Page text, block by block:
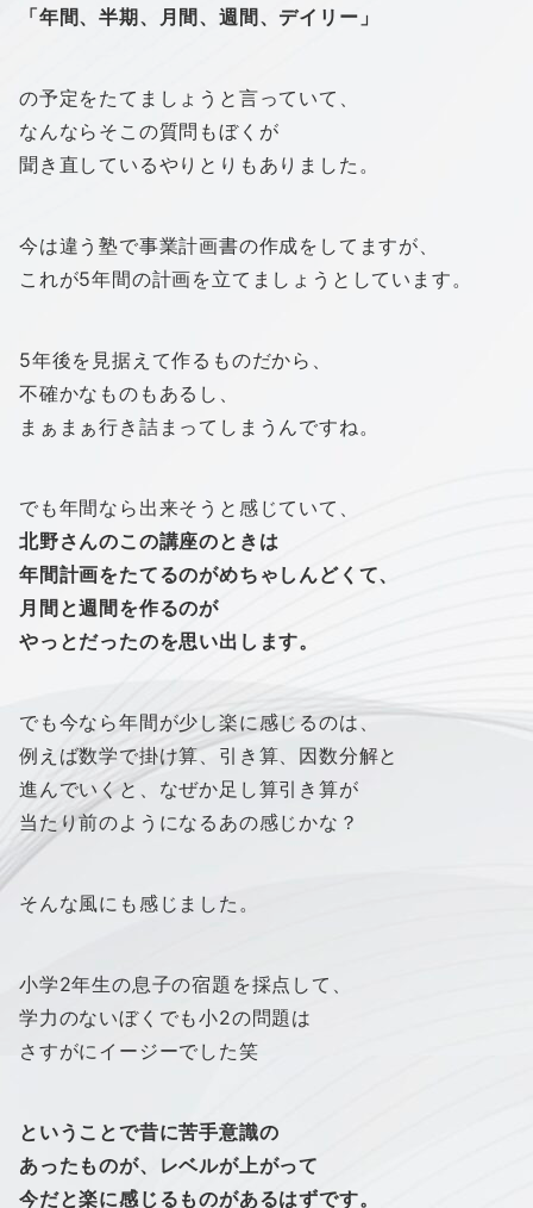
「年間、半期、月間、週間、デイリー」
の予定をたてましょうと言っていて、
なんならそこの質問もぼくが
聞き直しているやりとりもありました。
今は違う塾で事業計画書の作成をしてますが、
これが5年間の計画を立てましょうとしています。
5年後を見据えて作るものだから、
不確かなものもあるし、
まぁまぁ行き詰まってしまうんですね。
でも年間なら出来そうと感じていて、
北野さんのこの講座のときは
年間計画をたてるのがめちゃしんどくて、
月間と週間を作るのが
やっとだったのを思い出します。
でも今なら年間が少し楽に感じるのは、
例えば数学で掛け算、引き算、因数分解と
進んでいくと、なぜか足し算引き算が
当たり前のようになるあの感じかな？
そんな風にも感じました。
小学2年生の息子の宿題を採点して、
学力のないぼくでも小2の問題は
さすがにイージーでした笑
ということで昔に苦手意識の
あったものが、レベルが上がって
今だと楽に感じるものがあるはずです。